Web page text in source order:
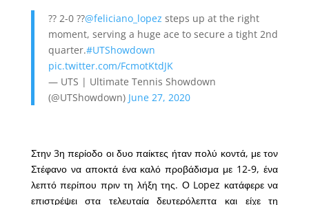
?? 2-0 ??@feliciano_lopez steps up at the right
moment, serving a huge ace to secure a tight 2nd
quarter.#UTShowdown
pic.twitter.com/FcmotKtdJK
— UTS | Ultimate Tennis Showdown
(@UTShowdown) June 27, 2020
Στην 3η περίοδο οι δυο παίκτες ήταν πολύ κοντά, με τον
Στέφανο να αποκτά ένα καλό προβάδισμα με 12-9, ένα
λεπτό περίπου πριν τη λήξη της. Ο Lopez κατάφερε να
επιστρέψει στα τελευταία δευτερόλεπτα και είχε τη